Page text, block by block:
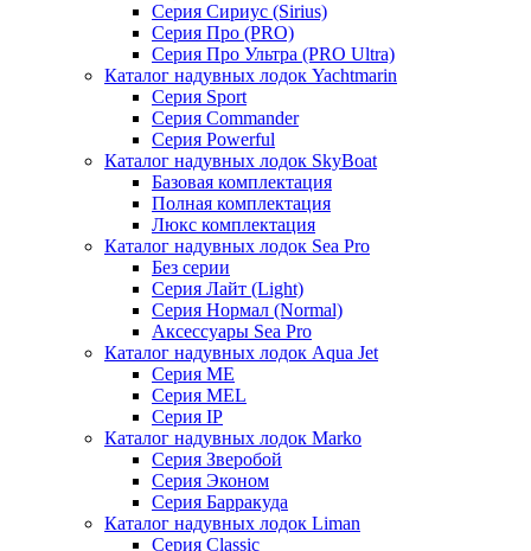
Серия Сириус (Sirius)
Серия Про (PRO)
Серия Про Ультра (PRO Ultra)
Каталог надувных лодок Yachtmarin
Серия Sport
Серия Commander
Серия Powerful
Каталог надувных лодок SkyBoat
Базовая комплектация
Полная комплектация
Люкс комплектация
Каталог надувных лодок Sea Pro
Без серии
Серия Лайт (Light)
Серия Нормал (Normal)
Аксессуары Sea Pro
Каталог надувных лодок Aqua Jet
Серия ME
Серия MEL
Серия IP
Каталог надувных лодок Marko
Серия Зверобой
Серия Эконом
Серия Барракуда
Каталог надувных лодок Liman
Серия Classic